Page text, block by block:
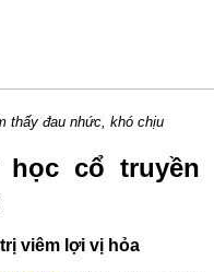
thấy đau nhức, khó chịu
cổ truyền
viêm lợi vị hỏa